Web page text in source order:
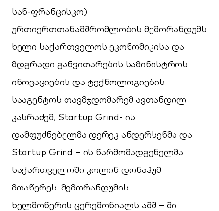
სან-ფრანცისკო)
ურთიერთთანამშრომლობის მემორანდუმს
ხელი საქართველოს ეკონომიკისა და
მდგრადი განვითარების სამინისტროს
ინოვაციების და ტექნოლოგიების
სააგენტოს თავმჯდომარემ ავთანდილ
კასრაძემ, Startup Grind- ის
დამფუძნებელმა დერეკ ანდერსენმა და
Startup Grind – ის წარმომადგენელმა
საქართველოში კოლინ დონაჰუმ
მოაწერეს. მემორანდუმის
ხელმოწერის ცერემონიალს აშშ – ში